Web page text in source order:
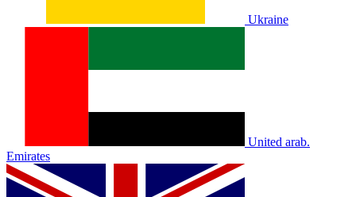
Ukraine
United arab.
Emirates